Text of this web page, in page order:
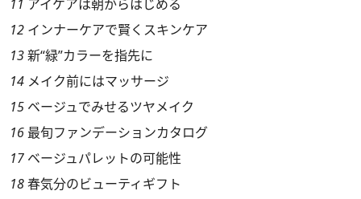
11 アイケアは朝からはじめる
12 インナーケアで賢くスキンケア
13新“緑”カラーを指先に
14 メイク前にはマッサージ
15 ベージュでみせるツヤメイク
16 最旬ファンデーションカタログ
17 ベージュパレットの可能性
18春気分のビューティギフト